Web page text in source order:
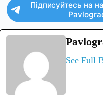
Підписуйтесь на
See Full